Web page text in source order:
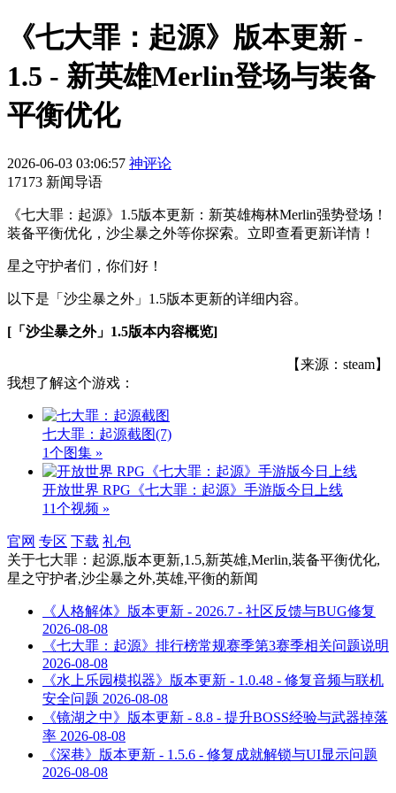
《七大罪：起源》版本更新 -
1.5 - 新英雄Merlin登场与装备
平衡优化
2026-06-03 03:06:57 神评论
17173 新闻导语
《七大罪：起源》1.5版本更新：新英雄梅林Merlin强势登场！
装备平衡优化，沙尘暴之外等你探索。立即查看更新详情！
星之守护者们，你们好！
以下是「沙尘暴之外」1.5版本更新的详细内容。
[「沙尘暴之外」1.5版本内容概览]
【来源：steam】
我想了解这个游戏：
七大罪：起源截图(7)
1个图集 »
开放世界 RPG《七大罪：起源》手游版今日上线
11个视频 »
官网 专区 下载 礼包
关于七大罪：起源,版本更新,1.5,新英雄,Merlin,装备平衡优化,
星之守护者,沙尘暴之外,英雄,平衡的新闻
《人格解体》版本更新 - 2026.7 - 社区反馈与BUG修复
2026-08-08
《七大罪：起源》排行榜常规赛季第3赛季相关问题说明
2026-08-08
《水上乐园模拟器》版本更新 - 1.0.48 - 修复音频与联机
安全问题 2026-08-08
《镜湖之中》版本更新 - 8.8 - 提升BOSS经验与武器掉落
率 2026-08-08
《深巷》版本更新 - 1.5.6 - 修复成就解锁与UI显示问题
2026-08-08